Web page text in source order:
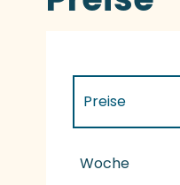
Preise
Preise 2027
Woche